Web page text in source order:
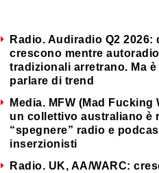
Radio. Audiradio Q2
crescono mentre
tradizionali arretrano. Ma
parlare di trend
Media. MFW (Mad Fucking
un collettivo australiano è
“spegnere” radio e
inserzionisti
Radio. UK, AA/WARC: